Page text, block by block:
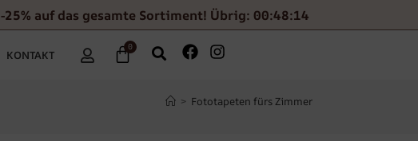
-25% auf das gesamte Sortiment! Übrig: 00:48:12
KONTAKT
0
> Fototapeten fürs Zimmer